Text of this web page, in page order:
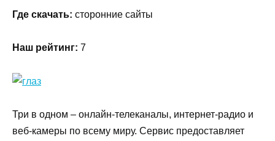
Где скачать: сторонние сайты
Наш рейтинг: 7
Три в одном – онлайн-телеканалы, интернет-радио и
веб-камеры по всему миру. Сервис предоставляет